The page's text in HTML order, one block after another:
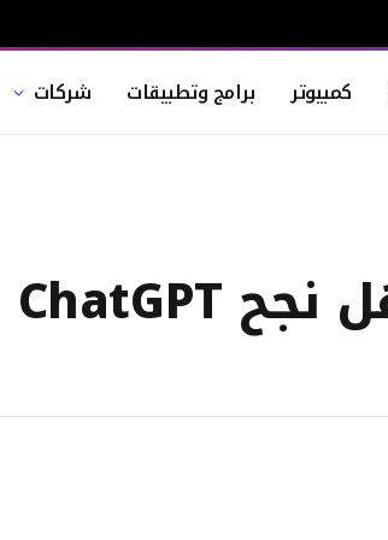
كمبيوتر برامج وتطبيقات شركات